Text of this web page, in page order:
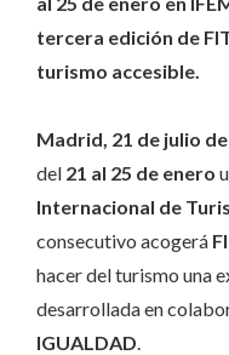
tercera edición de
turismo accesible.
Madrid, 21 de julio de
del 21 al 25 de enero
Internacional de
consecutivo acogerá
hacer del turismo una
desarrollada en
IGUALDAD